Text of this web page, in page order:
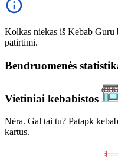
Kolkas niekas iš Kebab Guru
patirtimi.
Bendruomenės
Vietiniai kebabistos
Nėra. Gal tai tu? Patapk
kartus.